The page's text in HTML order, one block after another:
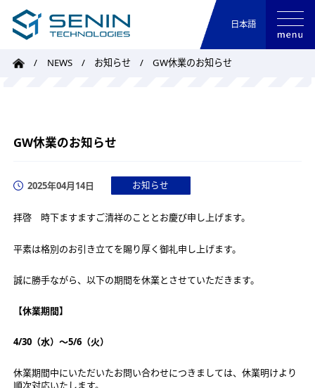
日本語
NEWS お知らせ GW休業のお知らせ
GW休業のお知らせ
2025年04月14日 お知らせ
拝啓 時下ますますご清祥のこととお慶び申し上げます。
平素は格別のお引き立てを賜り厚く御礼申し上げます。
誠に勝手ながら、以下の期間を休業とさせていただきます。
【休業期間】
4/30（水）～5/6（火）
休業期間中にいただいたお問い合わせにつきましては、休業明けより
順次対応いたします。